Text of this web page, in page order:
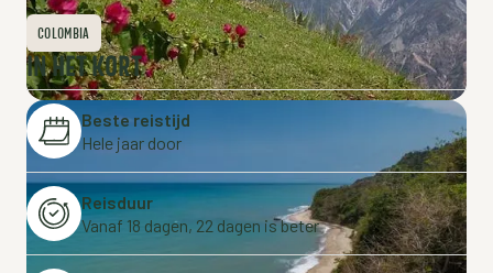
COLOMBIA
IN HET KORT
Beste reistijd
Hele jaar door
Reisduur
Vanaf 18 dagen, 22 dagen is beter